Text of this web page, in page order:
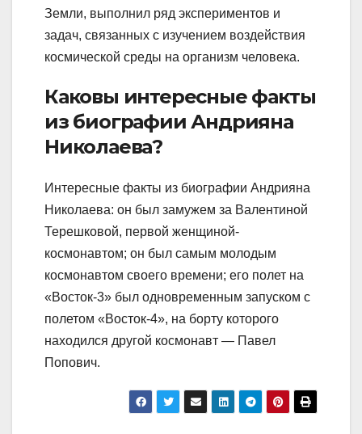
Земли, выполнил ряд экспериментов и
задач, связанных с изучением воздействия
космической среды на организм человека.
Каковы интересные факты
из биографии Андрияна
Николаева?
Интересные факты из биографии Андрияна
Николаева: он был замужем за Валентиной
Терешковой, первой женщиной-
космонавтом; он был самым молодым
космонавтом своего времени; его полет на
«Восток-3» был одновременным запуском с
полетом «Восток-4», на борту которого
находился другой космонавт — Павел
Попович.